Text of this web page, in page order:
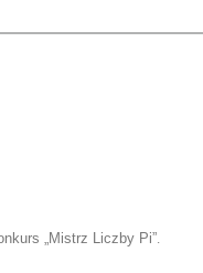
„Mistrz Liczby Pi”.